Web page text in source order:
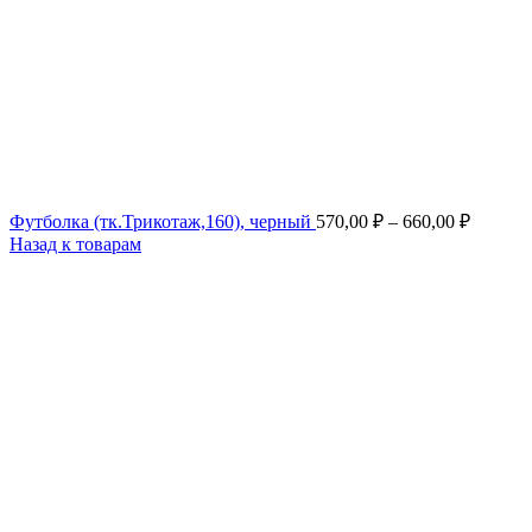
Футболка (тк.Трикотаж,160), черный 570,00 ₽ – 660,00 ₽
Назад к товарам